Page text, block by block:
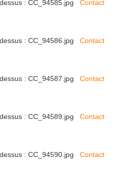
: CC_94585.jpg Contact
: CC_94586.jpg Contact
: CC_94587.jpg Contact
: CC_94589.jpg Contact
: CC_94590.jpg Contact